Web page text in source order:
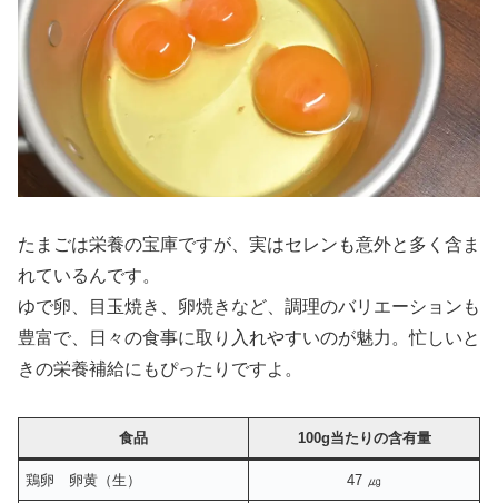
たまごは栄養の宝庫ですが、実はセレンも意外と多く含ま
れているんです。
ゆで卵、目玉焼き、卵焼きなど、調理のバリエーションも
豊富で、日々の食事に取り入れやすいのが魅力。忙しいと
きの栄養補給にもぴったりですよ。
食品 100g当たりの含有量
鶏卵 卵黄（生） 47 ㎍